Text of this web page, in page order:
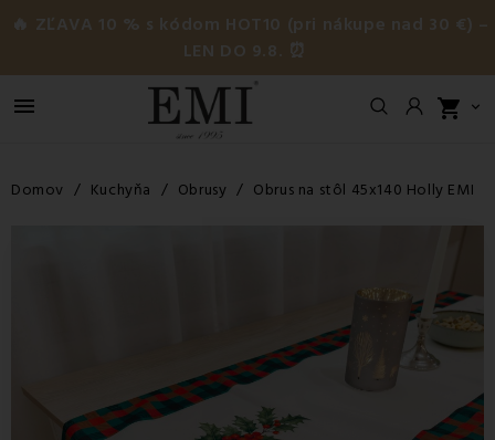
🔥 ZĽAVA 10 % s kódom HOT10 (pri nákupe nad 30 €) –
LEN DO 9.8. ⏰
 shopping_cart 
Domov Kuchyňa Obrusy Obrus na stôl 45x140 Holly EMI